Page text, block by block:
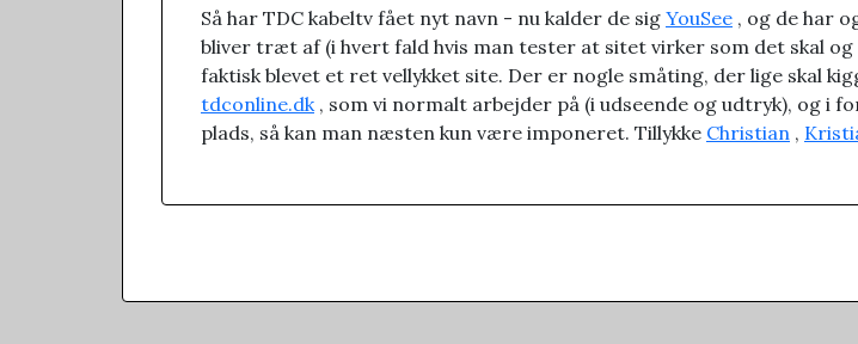
Så har TDC kabeltv fået nyt navn - nu kalder de sig YouSee , og de har
bliver træt af (i hvert fald hvis man tester at sitet virker som det skal
faktisk blevet et ret vellykket site. Der er nogle småting, der lige skal
tdconline.dk, som vi normalt arbejder på (i udseende og udtryk), og
plads, så kan man næsten kun være imponeret. Tillykke Christian ,